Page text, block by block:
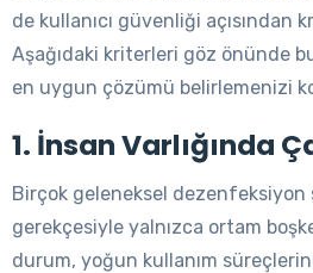
de kullanıcı güvenliği açısından
Aşağıdaki kriterleri göz önünde
en uygun çözümü belirlemenizi
1. İnsan Varlığında
Birçok geleneksel
gerekçesiyle yalnızca ortam
durum, yoğun kullanım